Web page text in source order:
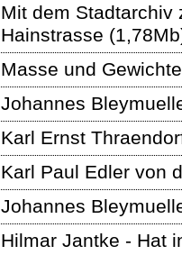
Mit dem Stadtarchiv
Hainstrasse
Masse und
Johannes
Karl Ernst
Karl Paul Edler von
Johannes
Hilmar Jantke - Hat